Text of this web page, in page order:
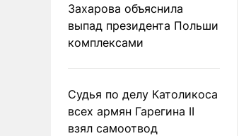
Захарова объяснила
выпад президента Польши
комплексами
Судья по делу Католикоса
всех армян Гарегина II
взял самоотвод